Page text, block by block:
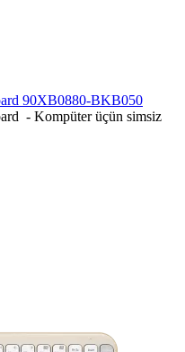
90XB0880-BKB050
- Kompüter üçün simsiz